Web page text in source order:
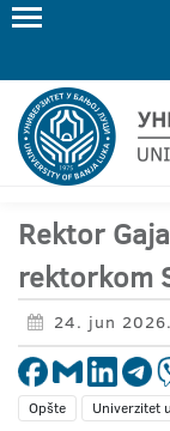
Rektor
rektorkom
24. jun
Opšte Univerzitet